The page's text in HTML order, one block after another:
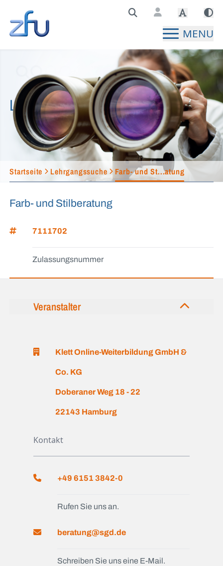
Zentralstelle für Fernunterricht Hauptseite
MENU
Lehrgangssuche
Startseite Lehrgangssuche Farb- und St...atung
Farb- und Stilberatung
7111702
Zulassungsnummer
Veranstalter
Klett Online-Weiterbildung GmbH &
Co. KG
Doberaner Weg 18 - 22
22143 Hamburg
Kontakt
+49 6151 3842-0
Rufen Sie uns an.
beratung@sgd.de
Schreiben Sie uns eine E-Mail.